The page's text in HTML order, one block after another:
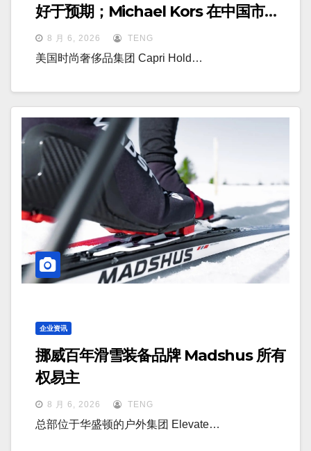
好于预期；Michael Kors 在中国市场
持续向好
8 月 6, 2026 TENG
美国时尚奢侈品集团 Capri Hold…
企业资讯
挪威百年滑雪装备品牌 Madshus 所有
权易主
8 月 6, 2026 TENG
总部位于华盛顿的户外集团 Elevate…